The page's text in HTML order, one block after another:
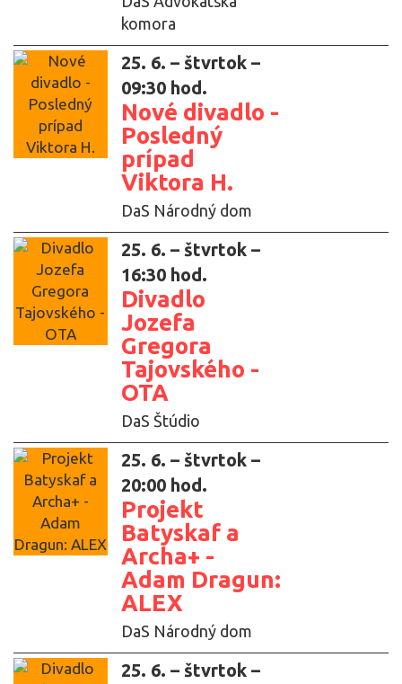
komora
25. 6. – štvrtok –
09:30 hod.
Nové divadlo -
Posledný
prípad
Viktora H.
DaS Národný dom
25. 6. – štvrtok –
16:30 hod.
Divadlo
Jozefa
Gregora
Tajovského -
OTA
DaS Štúdio
25. 6. – štvrtok –
20:00 hod.
Projekt
Batyskaf a
Archa+ -
Adam Dragun:
ALEX
DaS Národný dom
25. 6. – štvrtok –